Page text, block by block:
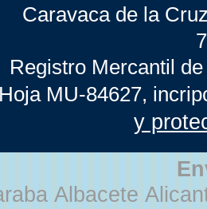
Caravaca de la
Registro Mercantil
Hoja MU-84627,
y
Albacete